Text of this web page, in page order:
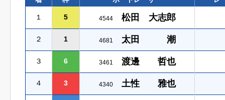
１ 5 4544 松田 大志郎
２ 1 4681 太田 潮
３ 6 3461 渡邊 哲也
４ 3 4340 土性 雅也